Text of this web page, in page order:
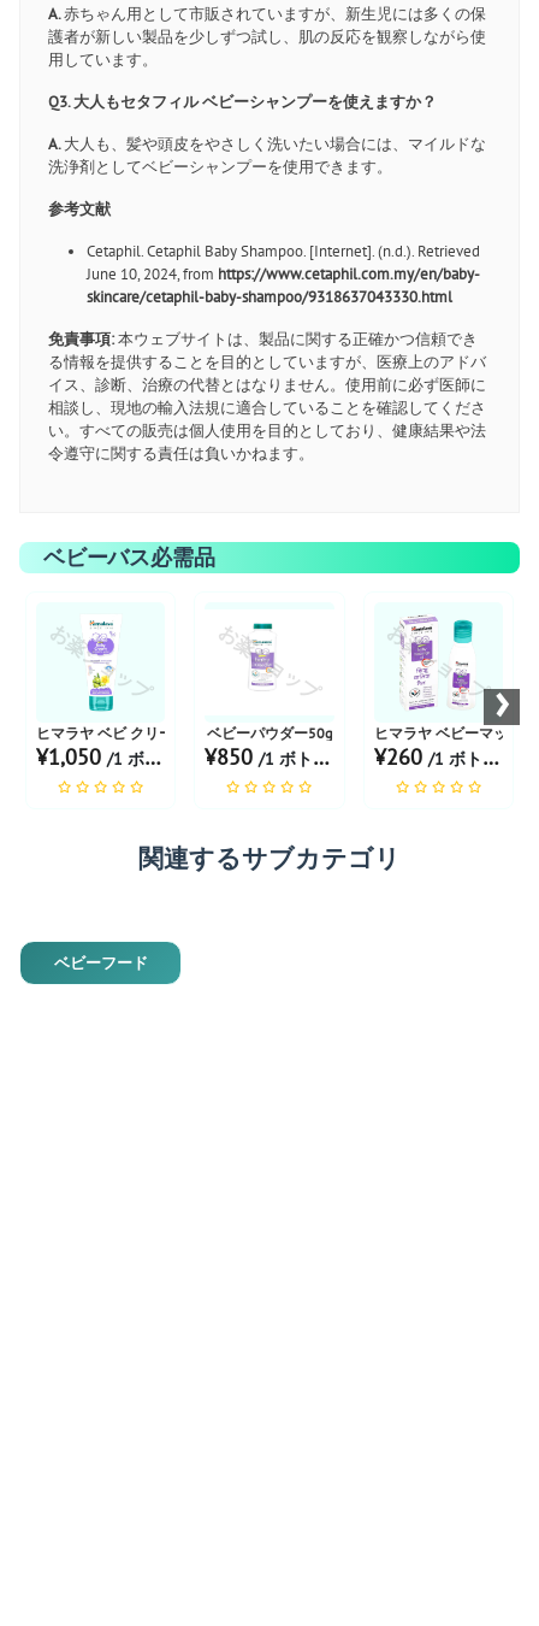
A.赤ちゃん用として市販されていますが、新生児には多くの保
護者が新しい製品を少しずつ試し、肌の反応を観察しながら使
用しています。
Q3. 大人もセタフィル ベビーシャンプーを使えますか？
A.大人も、髪や頭皮をやさしく洗いたい場合には、マイルドな
洗浄剤としてベビーシャンプーを使用できます。
参考文献
Cetaphil. Cetaphil Baby Shampoo. [Internet]. (n.d.). Retrieved
June 10, 2024, from https://www.cetaphil.com.my/en/baby-
skincare/cetaphil-baby-shampoo/9318637043330.html
免責事項:本ウェブサイトは、製品に関する正確かつ信頼でき
る情報を提供することを目的としていますが、医療上のアドバ
イス、診断、治療の代替とはなりません。使用前に必ず医師に
相談し、現地の輸入法規に適合していることを確認してくださ
い。すべての販売は個人使用を目的としており、健康結果や法
令遵守に関する責任は負いかねます。
ベビーバス必需品
お薬ショップ
ヒマラヤ ベビ クリーム
¥1,050 /1 ボトル あたり
お薬ショップ
ベビーパウダー50g
¥850/1 ボトル あたり
お薬ショップ
ヒマラヤ ベビーマッサ
¥260 /1 ボトル あたり
›
関連するサブカテゴリ
ベビーフード